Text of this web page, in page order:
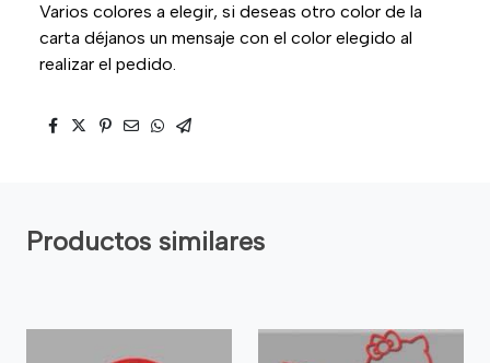
Varios colores a elegir, si deseas otro color de la
carta déjanos un mensaje con el color elegido al
realizar el pedido.
Productos similares